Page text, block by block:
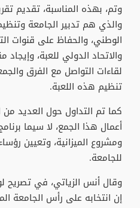
وتم، بهذه المناسبة، تقديم
والذي هم تدبير الجامعة
الوطني، والحفاظ على قنوات
والاتحاد الدولي للعبة،
لقاءات التواصل مع الفرق
تنظيم هذه اللعبة.
كما تم التداول حول العديد
أعمال هذا الجمع، لا سيما
ومشروع الميزانية، وتعيين
للجامعة.
وقال أنس الزياتي، في تصريح
إن انتخابه على رأس الجامعة